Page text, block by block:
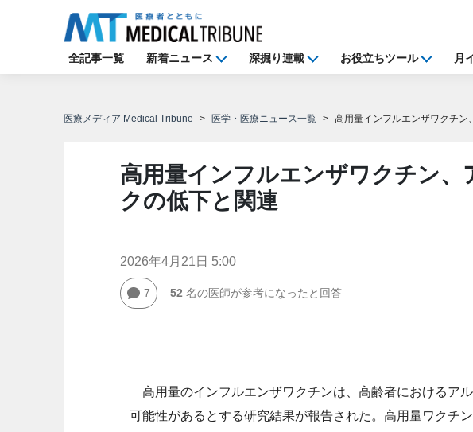
全記事一覧 新着ニュース 深掘り連載 お役立ちツール 月
医療メディア Medical Tribune 医学・医療ニュース一覧 高用量インフルエンザワクチン
高用量インフルエンザワクチン、
クの低下と関連
2026年4月21日 5:00
7 52 名の医師が参考になったと回答
高用量のインフルエンザワクチンは、高齢者におけるア
可能性があるとする研究結果が報告された。高用量ワクチ